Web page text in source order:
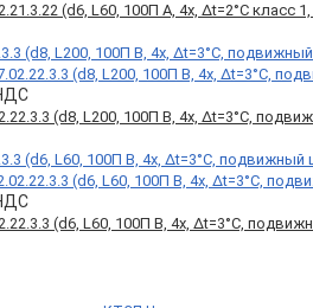
(d6, L60, 100П A, 4х, Δt=2°C
(d8, L200, 100П B, 4х, Δt=3°C,
(d6, L60, 100П B, 4х, Δt=3°C,